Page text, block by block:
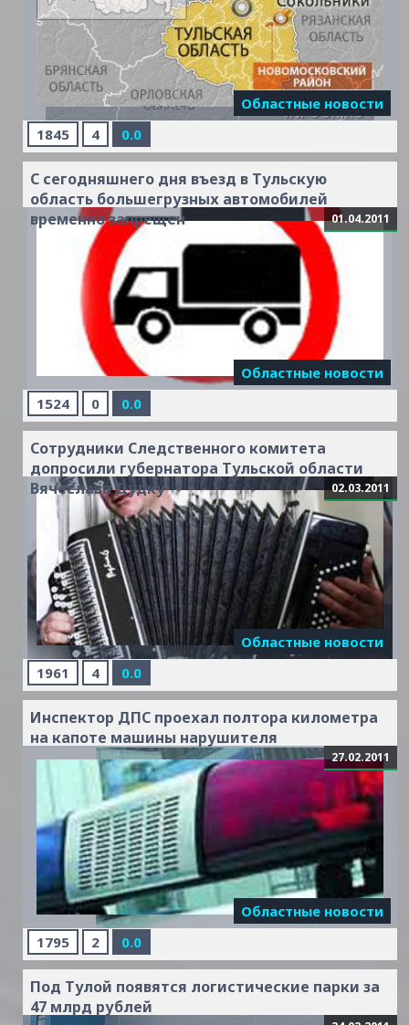
Читать дальше »
Читать
дальше »
1845 4 0.0
Областные новости
С сегодняшнего дня въезд в Тульскую
область большегрузных автомобилей
временно запрещен
Читать
дальше »
1524 0 0.0
01.04.2011
Областные новости
Сотрудники Следственного комитета
допросили губернатора Тульской области
Вячеслава Дудку
Читать
дальше »
1961 4 0.0
02.03.2011
Областные новости
Инспектор ДПС проехал полтора километра
на капоте машины нарушителя
1795 2 0.0
27.02.2011
Областные новости
Под Тулой появятся логистические парки за
47 млрд рублей